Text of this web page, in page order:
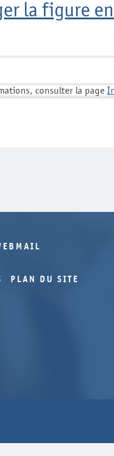
la figure
consulter la page
PLAN DU SITE